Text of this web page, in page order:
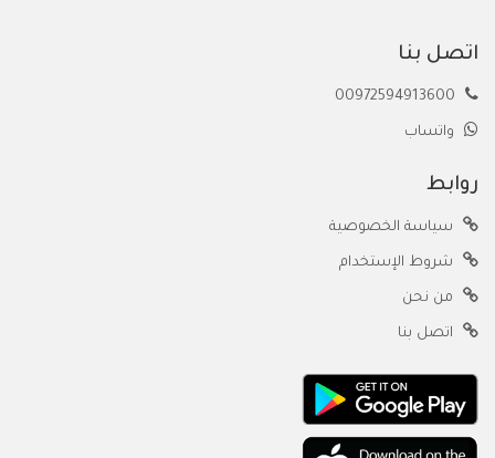
اتصل بنا
واتساب
روابط
سياسة الخصوصية
شروط الإستخدام
من نحن
اتصل بنا